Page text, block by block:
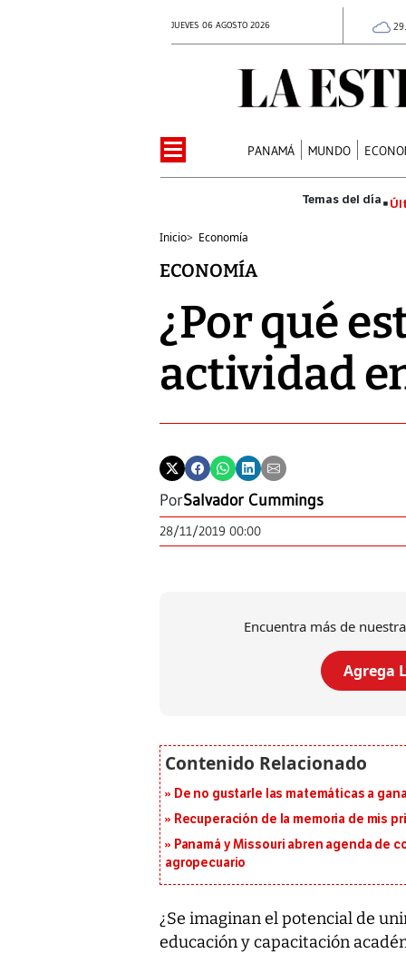
JUEVES 06 AGOSTO 2026
PANAMÁ MUNDO
Inicio> Economía
ECONOMÍA
¿Por qué
actividad
PorSalvador Cummings
28/11/2019 00:00
Encuentra más de
Agrega
De no gustarle las matemáticas a
Recuperación de la memoria de mis
Panamá y Missouri abren agenda de
agropecuario
¿Se imaginan el potencial de
educación y capacitación